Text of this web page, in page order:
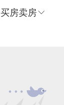
买房卖房